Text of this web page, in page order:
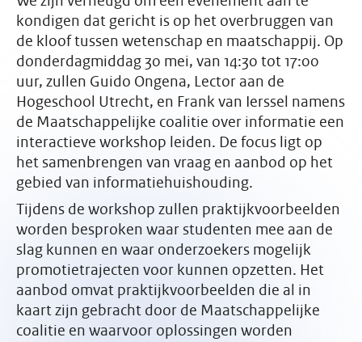
kondigen dat gericht is op het overbruggen van
de kloof tussen wetenschap en maatschappij. Op
donderdagmiddag 30 mei, van 14:30 tot 17:00
uur, zullen Guido Ongena, Lector aan de
Hogeschool Utrecht, en Frank van Ierssel namens
de Maatschappelijke coalitie over informatie een
interactieve workshop leiden. De focus ligt op
het samenbrengen van vraag en aanbod op het
gebied van informatiehuishouding.
Tijdens de workshop zullen praktijkvoorbeelden
worden besproken waar studenten mee aan de
slag kunnen en waar onderzoekers mogelijk
promotietrajecten voor kunnen opzetten. Het
aanbod omvat praktijkvoorbeelden die al in
kaart zijn gebracht door de Maatschappelijke
coalitie en waarvoor oplossingen worden